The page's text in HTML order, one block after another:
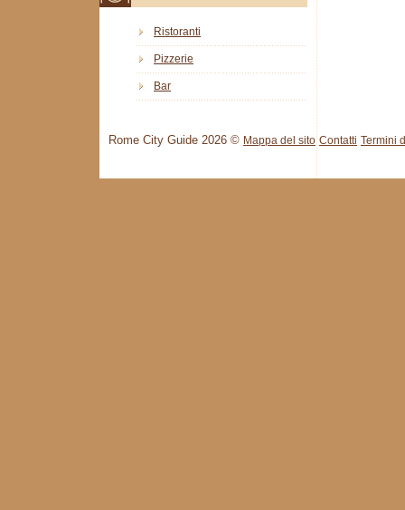
Ristoranti
Pizzerie
Bar
Rome City Guide 2026 © Mappa del sito Contatti Termini